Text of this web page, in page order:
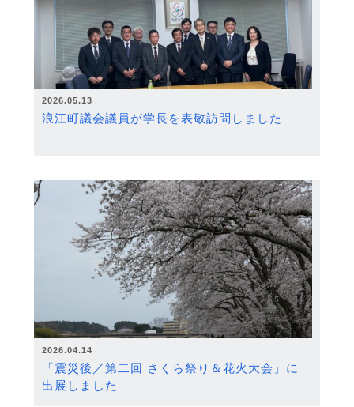
2026.05.13
浪江町議会議員が学長を表敬訪問しました
2026.04.14
「震災後／第二回 さくら祭り＆花火大会」に
出展しました